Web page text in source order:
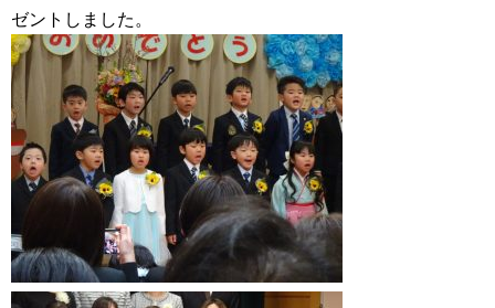
ゼントしました。